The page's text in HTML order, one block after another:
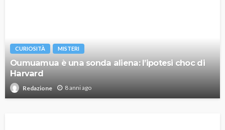
CURIOSITÀ MISTERI
Oumuamua è una sonda aliena: l’ipotesi choc di
Harvard
Redazione 8 anni ago